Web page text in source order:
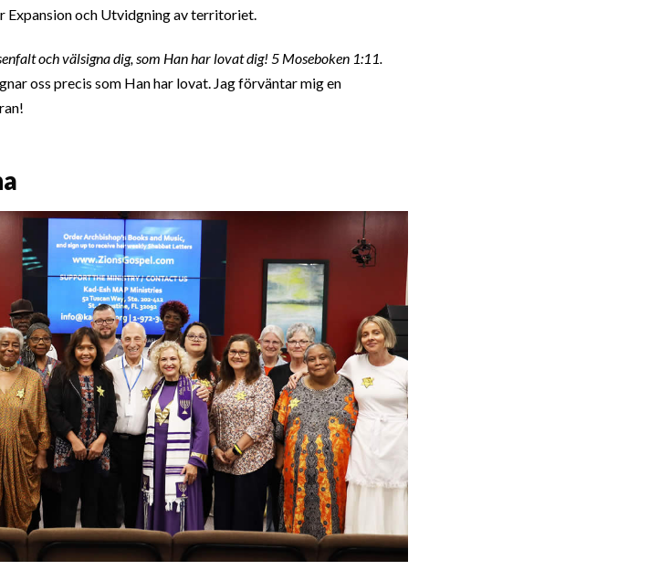
och Utvidgning av territoriet.
och välsigna dig, som Han har lovat dig! 5 Moseboken 1:11.
oss precis som Han har lovat. Jag förväntar mig en